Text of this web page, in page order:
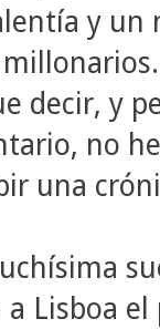
y un
decir, y
no
una
Lisboa